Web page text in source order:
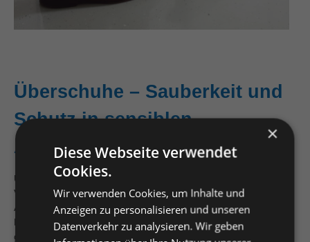
Überschuhe – Sauberkeit und
Schutz in sensiblen
Arbeitsbereichen
Überschuhe sind die ideale Lösung, um Schmutz,
Verunreinigungen oder Flüssigkeiten aus sensiblen
Arbeitsbereichen fernzuhalten oder sich selbst vor äußeren
Einflüssen zu schützen. Sie werden über die regulären Schuhe
gezogen und bieten eine schnelle und hygienische
×
Diese Webseite verwendet
Cookies.
Wir verwenden Cookies, um Inhalte und
Anzeigen zu personalisieren und unseren
Datenverkehr zu analysieren. Wir geben